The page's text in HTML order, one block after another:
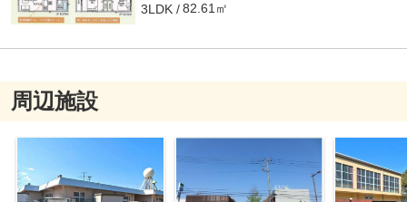
3LDK 82.61㎡
周辺施設